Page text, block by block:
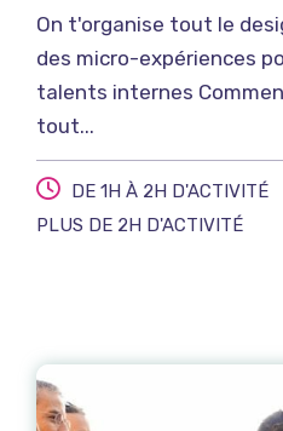
On t'organise tout le
des micro-expériences
talents internes
tout...
DE 1H À 2H D'ACTIVITÉ
PLUS DE 2H D'ACTIVITÉ